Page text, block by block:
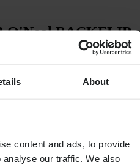
About
content and ads, to provide
our traffic. We also
O'Neal BACKFLIP